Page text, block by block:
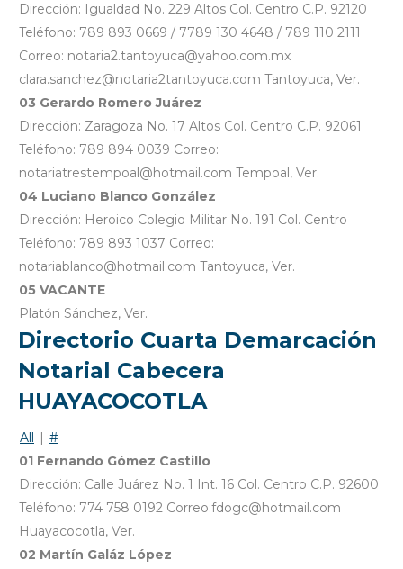
Dirección: Igualdad No. 229 Altos Col. Centro C.P. 92120
Teléfono: 789 893 0669 / 7789 130 4648 / 789 110 2111
Correo: notaria2.tantoyuca@yahoo.com.mx
clara.sanchez@notaria2tantoyuca.com Tantoyuca, Ver.
03 Gerardo Romero Juárez
Dirección: Zaragoza No. 17 Altos Col. Centro C.P. 92061
Teléfono: 789 894 0039 Correo:
notariatrestempoal@hotmail.com Tempoal, Ver.
04 Luciano Blanco González
Dirección: Heroico Colegio Militar No. 191 Col. Centro
Teléfono: 789 893 1037 Correo:
notariablanco@hotmail.com Tantoyuca, Ver.
05 VACANTE
Platón Sánchez, Ver.
Directorio Cuarta Demarcación
Notarial Cabecera
HUAYACOCOTLA
All | #
01 Fernando Gómez Castillo
Dirección: Calle Juárez No. 1 Int. 16 Col. Centro C.P. 92600
Teléfono: 774 758 0192 Correo:fdogc@hotmail.com
Huayacocotla, Ver.
02 Martín Galáz López